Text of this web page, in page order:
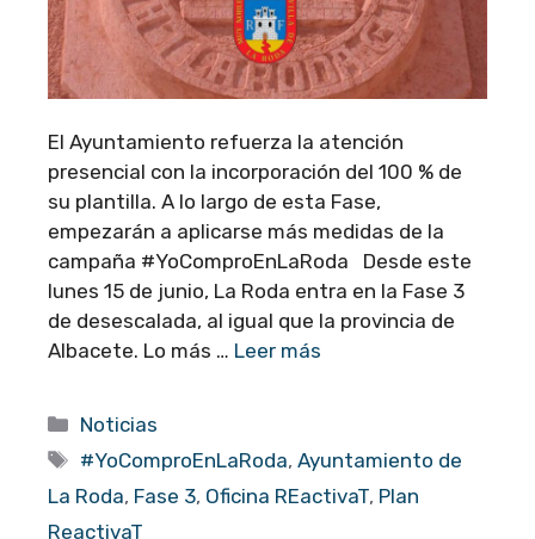
El Ayuntamiento refuerza la atención
presencial con la incorporación del 100 % de
su plantilla. A lo largo de esta Fase,
empezarán a aplicarse más medidas de la
campaña #YoComproEnLaRoda Desde este
lunes 15 de junio, La Roda entra en la Fase 3
de desescalada, al igual que la provincia de
Albacete. Lo más … Leer más
Categorías
Noticias
Etiquetas
#YoComproEnLaRoda,Ayuntamiento de
La Roda, Fase 3, Oficina REactivaT, Plan
ReactivaT